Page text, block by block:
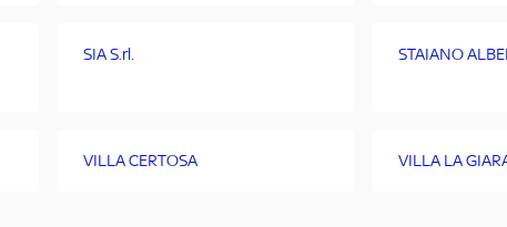
SIA S.rl. STAIANO
VILLA CERTOSA VILLA LA